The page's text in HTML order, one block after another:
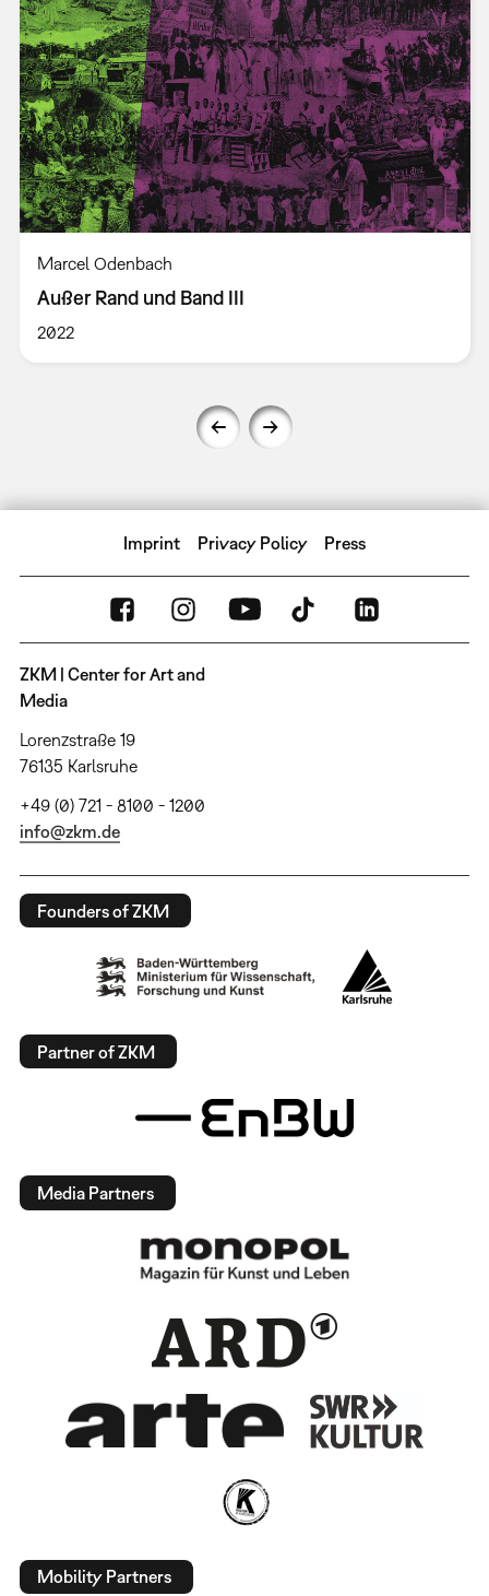
Marcel Odenbach
Außer Rand und Band III
2022
Imprint Privacy Policy Press
ZKM | Center for Art and
Media
Lorenzstraße 19
76135 Karlsruhe
+49 (0) 721 - 8100 - 1200
info@zkm.de
Founders of ZKM
Partner of ZKM
Media Partners
Mobility Partners